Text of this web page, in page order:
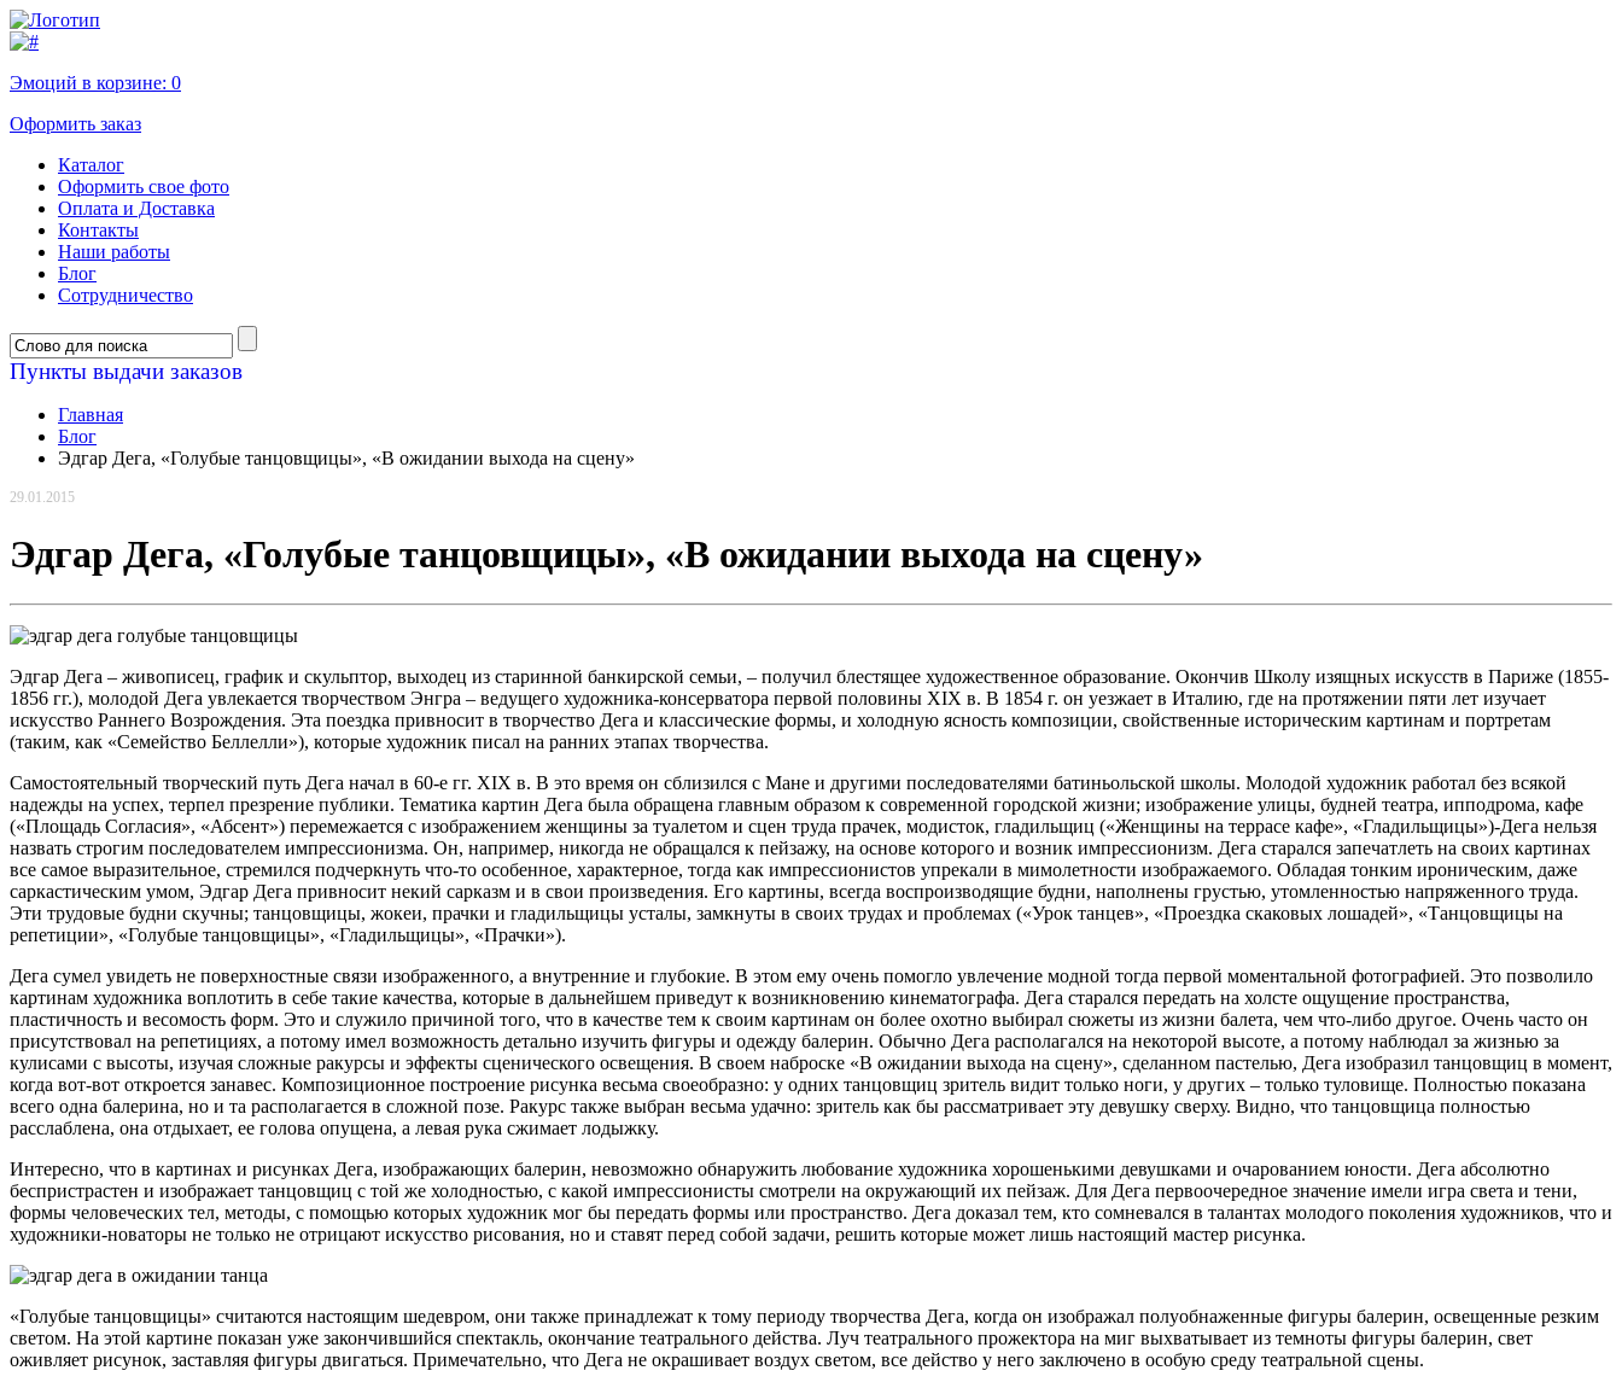
Эмоций в корзине: 0
Оформить заказ
Каталог
Оформить свое фото
Оплата и Доставка
Контакты
Наши работы
Блог
Сотрудничество
Пункты выдачи заказов
Главная
Блог
Эдгар Дега, «Голубые танцовщицы», «В ожидании выхода на сцену»
29.01.2015
Эдгар Дега, «Голубые танцовщицы», «В ожидании выхода на сцену»
Эдгар Дега – живописец, график и скульптор, выходец из старинной банкирской семьи, – получил блестящее художественное образование. Окончив Школу изящных искусств в Париже (1855-
1856 гг.), молодой Дега увлекается творчеством Энгра – ведущего художника-консерватора первой половины XIX в. В 1854 г. он уезжает в Италию, где на протяжении пяти лет изучает
искусство Раннего Возрождения. Эта поездка привносит в творчество Дега и классические формы, и холодную ясность композиции, свойственные историческим картинам и портретам
(таким, как «Семейство Беллелли»), которые художник писал на ранних этапах творчества.
Самостоятельный творческий путь Дега начал в 60-е гг. XIX в. В это время он сблизился с Мане и другими последователями батиньольской школы. Молодой художник работал без всякой
надежды на успех, терпел презрение публики. Тематика картин Дега была обращена главным образом к современной городской жизни; изображение улицы, будней театра, ипподрома, кафе
(«Площадь Согласия», «Абсент») перемежается с изображением женщины за туалетом и сцен труда прачек, модисток, гладильщиц («Женщины на террасе кафе», «Гладильщицы»)-Дега нельзя
назвать строгим последователем импрессионизма. Он, например, никогда не обращался к пейзажу, на основе которого и возник импрессионизм. Дега старался запечатлеть на своих картинах
все самое выразительное, стремился подчеркнуть что-то особенное, характерное, тогда как импрессионистов упрекали в мимолетности изображаемого. Обладая тонким ироническим, даже
саркастическим умом, Эдгар Дега привносит некий сарказм и в свои произведения. Его картины, всегда воспроизводящие будни, наполнены грустью, утомленностью напряженного труда.
Эти трудовые будни скучны; танцовщицы, жокеи, прачки и гладильщицы усталы, замкнуты в своих трудах и проблемах («Урок танцев», «Проездка скаковых лошадей», «Танцовщицы на
репетиции», «Голубые танцовщицы», «Гладильщицы», «Прачки»).
Дега сумел увидеть не поверхностные связи изображенного, а внутренние и глубокие. В этом ему очень помогло увлечение модной тогда первой моментальной фотографией. Это позволило
картинам художника воплотить в себе такие качества, которые в дальнейшем приведут к возникновению кинематографа. Дега старался передать на холсте ощущение пространства,
пластичность и весомость форм. Это и служило причиной того, что в качестве тем к своим картинам он более охотно выбирал сюжеты из жизни балета, чем что-либо другое. Очень часто он
присутствовал на репетициях, а потому имел возможность детально изучить фигуры и одежду балерин. Обычно Дега располагался на некоторой высоте, а потому наблюдал за жизнью за
кулисами с высоты, изучая сложные ракурсы и эффекты сценического освещения. В своем наброске «В ожидании выхода на сцену», сделанном пастелью, Дега изобразил танцовщиц в момент,
когда вот-вот откроется занавес. Композиционное построение рисунка весьма своеобразно: у одних танцовщиц зритель видит только ноги, у других – только туловище. Полностью показана
всего одна балерина, но и та располагается в сложной позе. Ракурс также выбран весьма удачно: зритель как бы рассматривает эту девушку сверху. Видно, что танцовщица полностью
расслаблена, она отдыхает, ее голова опущена, а левая рука сжимает лодыжку.
Интересно, что в картинах и рисунках Дега, изображающих балерин, невозможно обнаружить любование художника хорошенькими девушками и очарованием юности. Дега абсолютно
беспристрастен и изображает танцовщиц с той же холодностью, с какой импрессионисты смотрели на окружающий их пейзаж. Для Дега первоочередное значение имели игра света и тени,
формы человеческих тел, методы, с помощью которых художник мог бы передать формы или пространство. Дега доказал тем, кто сомневался в талантах молодого поколения художников, что и
художники-новаторы не только не отрицают искусство рисования, но и ставят перед собой задачи, решить которые может лишь настоящий мастер рисунка.
«Голубые танцовщицы» считаются настоящим шедевром, они также принадлежат к тому периоду творчества Дега, когда он изображал полуобнаженные фигуры балерин, освещенные резким
светом. На этой картине показан уже закончившийся спектакль, окончание театрального действа. Луч театрального прожектора на миг выхватывает из темноты фигуры балерин, свет
оживляет рисунок, заставляя фигуры двигаться. Примечательно, что Дега не окрашивает воздух светом, все действо у него заключено в особую среду театральной сцены.